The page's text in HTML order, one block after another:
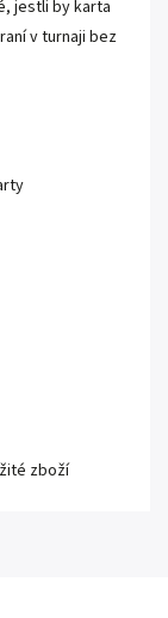
jestli by karta
v turnaji bez
zboží